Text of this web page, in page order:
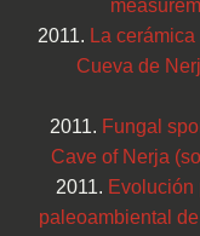
2011. La
Cueva de
2011. Fungal
Cave of Nerja
2011. Evolución
paleoambiental